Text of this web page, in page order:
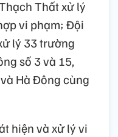
Thất xử lý
vi phạm; Đội
lý 33 trường
số 3 và 15,
Hà Đông cùng
hiện và xử lý vi